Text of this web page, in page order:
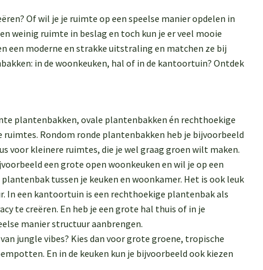
Of wil je je ruimte op een speelse manier opdelen in
weinig ruimte in beslag en toch kun je er veel mooie
moderne en strakke uitstraling en matchen ze bij
in de woonkeuken, hal of in de kantoortuin? Ontdek
plantenbakken, ovale plantenbakken én rechthoekige
Rondom ronde plantenbakken heb je bijvoorbeeld
voor kleinere ruimtes, die je wel graag groen wilt maken.
een grote open woonkeuken en wil je op een
tussen je keuken en woonkamer. Het is ook leuk
In een kantoortuin is een rechthoekige plantenbak als
te creëren. En heb je een grote hal thuis of in je
manier structuur aanbrengen.
jungle vibes? Kies dan voor grote groene, tropische
En in de keuken kun je bijvoorbeeld ook kiezen